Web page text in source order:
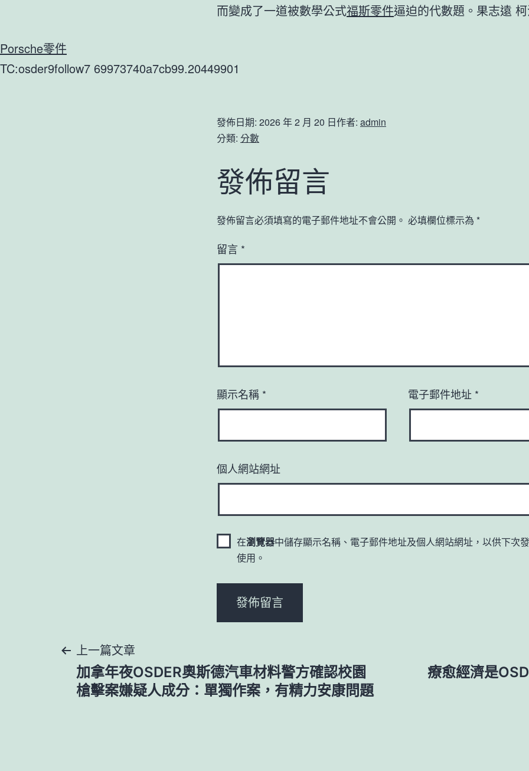
而變成了一道被數學公式福斯零件逼迫的代數題。果志遠 柯
Porsche零件
TC:osder9follow7 69973740a7cb99.20449901
發佈日期: 2026 年 2 月 20 日作者: admin
分類: 分數
發佈留言
發佈留言必須填寫的電子郵件地址不會公開。 必填欄位標示為 *
留言 *
顯示名稱 * 電子郵件地址 *
個人網站網址
在瀏覽器中儲存顯示名稱、電子郵件地址及個人網站網址，以供下次
使用。
文
章
上一篇文章
加拿年夜OSDER奧斯德汽車材料警方確認校園
槍擊案嫌疑人成分：單獨作案，有精力安康問題
療愈經濟是